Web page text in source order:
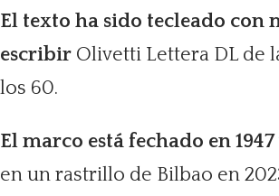
El texto ha sido tecleado con
escribir Olivetti Lettera DL de
los 60.
El marco está fechado en 1947
en un rastrillo de Bilbao en